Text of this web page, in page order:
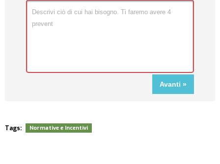
Tags: Normative e Incentivi